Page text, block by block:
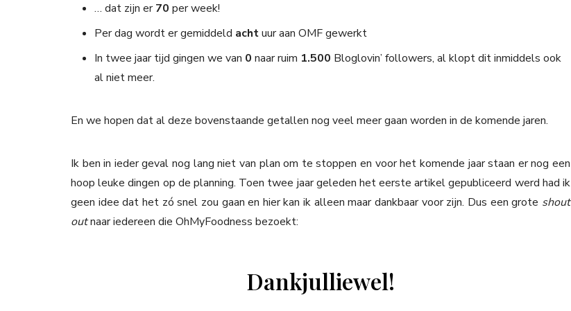
… dat zijn er70 per week!
Per dag wordt er gemiddeld achtuur aan OMF gewerkt
In twee jaar tijd gingen we van 0 naar ruim 1.500 Bloglovin’ followers, al klopt dit inmiddels ook
al niet meer.
En we hopen dat al deze bovenstaande getallen nog veel meer gaan worden in de komende jaren.
Ik ben in ieder geval nog lang niet van plan om te stoppen en voor het komende jaar staan er nog een
hoop leuke dingen op de planning. Toen twee jaar geleden het eerste artikel gepubliceerd werd had ik
geen idee dat het zó snel zou gaan en hier kan ik alleen maar dankbaar voor zijn. Dus een grote shout
outnaar iedereen die OhMyFoodness bezoekt:
Dankjulliewel!